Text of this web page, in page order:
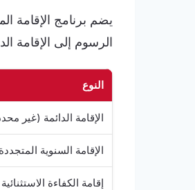
الرسوم إلى الإقامة
النوع
الإقامة الدائمة (غير
الإقامة السنوية
إقامة الكفاءة